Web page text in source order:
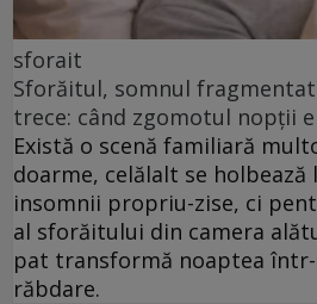
sforait
Sforăitul, somnul
trece: când zgomotul nopții
Există o scenă familiară
doarme, celălalt se holbează
insomnii propriu-zise, ci
al sforăitului din camera
pat transformă noaptea
răbdare.